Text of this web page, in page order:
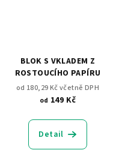
BLOK S VKLADEM Z
ROSTOUCÍHO PAPÍRU
od 180,29 Kč včetně DPH
od 149 Kč
Detail